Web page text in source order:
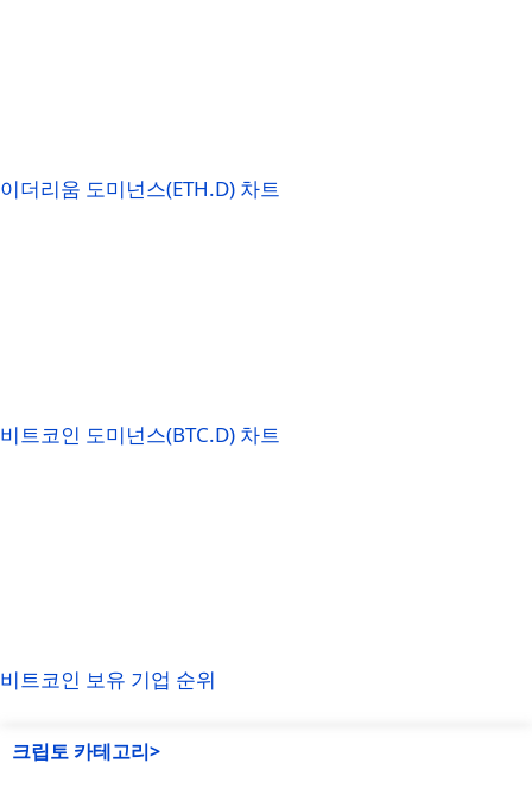
이더리움 도미넌스(ETH.D) 차트
비트코인 도미넌스(BTC.D) 차트
비트코인 보유 기업 순위
크립토 카테고리>